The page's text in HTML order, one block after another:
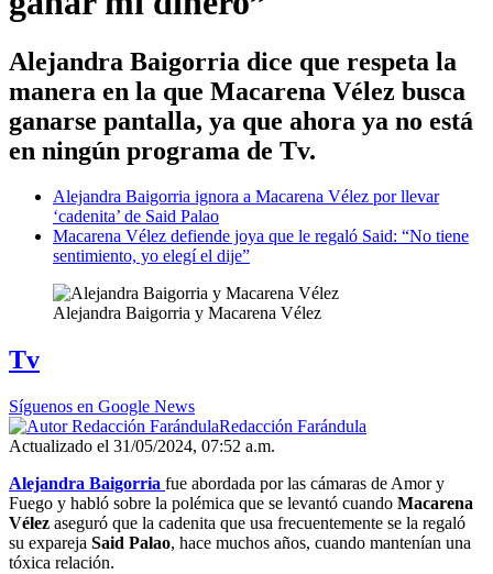
Alejandra Baigorria dice que respeta la
manera en la que Macarena Vélez busca
ganarse pantalla, ya que ahora ya no está
en ningún programa de Tv.
Alejandra Baigorria ignora a Macarena Vélez por llevar
‘cadenita’ de Said Palao
Macarena Vélez defiende joya que le regaló Said: “No tiene
sentimiento, yo elegí el dije”
Alejandra Baigorria y Macarena Vélez
Tv
Síguenos en Google News
Redacción Farándula
Actualizado el 31/05/2024, 07:52 a.m.
Alejandra Baigorria fue abordada por las cámaras de Amor y
Fuego y habló sobre la polémica que se levantó cuando Macarena
Vélez aseguró que la cadenita que usa frecuentemente se la regaló
su expareja Said Palao, hace muchos años, cuando mantenían una
tóxica relación.